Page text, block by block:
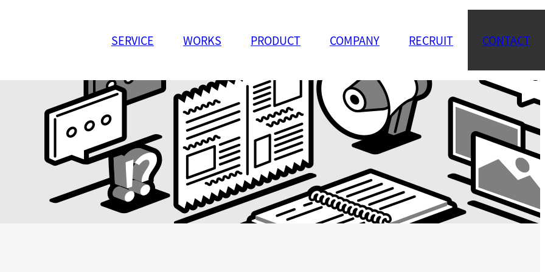
SERVICE WORKS PRODUCT COMPANY RECRUIT CONTACT